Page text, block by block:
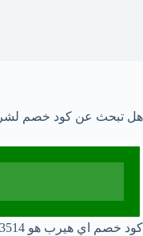
هل تبحث عن كود خصم لشراء من متجر اي هيرب 2025؟ هنا، سنقدم لك كود خصم اي هيرب. يمكنك
كود خصم اي هيرب هو HAD3514. استخدمه لتحصل على كوبونات وتخفيضات iherb عند الشراء.